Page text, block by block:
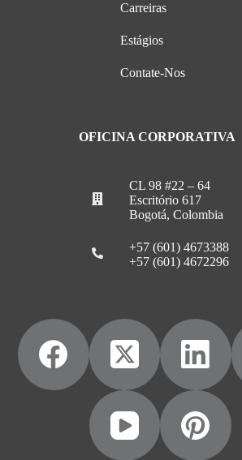
Carreiras
Estágios
Contate-Nos
OFICINA CORPORATIVA
CL 98 #22 – 64
Escritório 617
Bogotá, Colombia
+57 (601) 4673388
+57 (601) 4672296